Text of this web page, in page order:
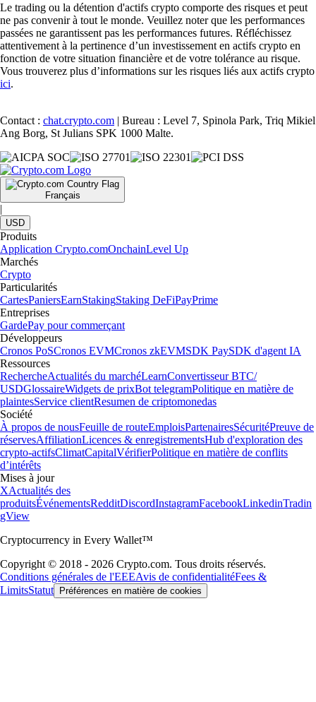
Le trading ou la détention d'actifs crypto comporte des risques et peut
ne pas convenir à tout le monde. Veuillez noter que les performances
passées ne garantissent pas les performances futures. Réfléchissez
attentivement à la pertinence d’un investissement en actifs crypto en
fonction de votre situation financière et de votre tolérance au risque.
Vous trouverez plus d’informations sur les risques liés aux actifs crypto
ici.
Contact : chat.crypto.com | Bureau : Level 7, Spinola Park, Triq Mikiel
Ang Borg, St Julians SPK 1000 Malte.
Français
|
USD
Produits
Application Crypto.comOnchainLevel Up
Marchés
Crypto
Particularités
CartesPaniersEarnStakingStaking DeFiPayPrime
Entreprises
GardePay pour commerçant
Développeurs
Cronos PoSCronos EVMCronos zkEVMSDK PaySDK d'agent IA
Ressources
RechercheActualités du marchéLearnConvertisseur BTC/
USDGlossaireWidgets de prixBot telegramPolitique en matière de
plaintesService clientResumen de criptomonedas
Société
À propos de nousFeuille de routeEmploisPartenairesSécuritéPreuve de
réservesAffiliationLicences & enregistrementsHub d'exploration des
crypto-actifsClimatCapitalVérifierPolitique en matière de conflits
d’intérêts
Mises à jour
XActualités des
produitsÉvénementsRedditDiscordInstagramFacebookLinkedinTradin
gView
Cryptocurrency in Every Wallet™
Copyright © 2018 - 2026 Crypto.com. Tous droits réservés.
Conditions générales de l'EEEAvis de confidentialitéFees &
LimitsStatut Préférences en matière de cookies